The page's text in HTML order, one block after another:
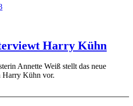
Harry Kühn
Annette Weiß stellt das neue
Kühn vor.